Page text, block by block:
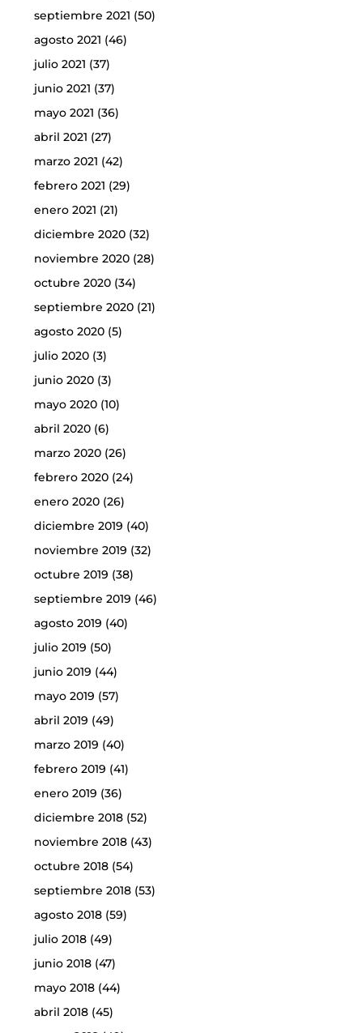
septiembre 2021 (50)
agosto 2021 (46)
julio 2021 (37)
junio 2021 (37)
mayo 2021 (36)
abril 2021 (27)
marzo 2021 (42)
febrero 2021 (29)
enero 2021 (21)
diciembre 2020(32)
noviembre 2020(28)
octubre 2020(34)
septiembre 2020(21)
agosto 2020(5)
julio 2020(3)
junio 2020(3)
mayo 2020(10)
abril 2020(6)
marzo 2020(26)
febrero 2020(24)
enero 2020(26)
diciembre 2019 (40)
noviembre 2019 (32)
octubre 2019 (38)
septiembre 2019 (46)
agosto 2019 (40)
julio 2019 (50)
junio 2019 (44)
mayo 2019 (57)
abril 2019 (49)
marzo 2019 (40)
febrero 2019 (41)
enero 2019 (36)
diciembre 2018(52)
noviembre 2018(43)
octubre 2018(54)
septiembre 2018(53)
agosto 2018(59)
julio 2018(49)
junio 2018(47)
mayo 2018(44)
abril 2018(45)